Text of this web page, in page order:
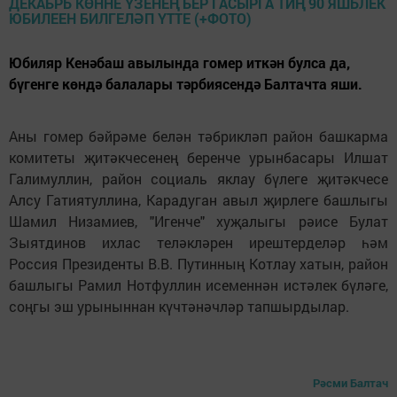
Юбиляр Кенәбаш авылында гомер иткән булса да,
бүгенге көндә балалары тәрбиясендә Балтачта яши.
Аны гомер бәйрәме белән тәбрикләп район башкарма
комитеты җитәкчесенең беренче урынбасары Илшат
Галимуллин, район социаль яклау бүлеге җитәкчесе
Алсу Гатиятуллина, Карадуган авыл җирлеге башлыгы
Шамил Низамиев, "Игенче" хуҗалыгы рәисе Булат
Зыятдинов ихлас теләкләрен ирештерделәр һәм
Россия Президенты В.В. Путинның Котлау хатын, район
башлыгы Рамил Нотфуллин исеменнән истәлек бүләге,
соңгы эш урыныннан күчтәнәчләр тапшырдылар.
Рәсми Балтач